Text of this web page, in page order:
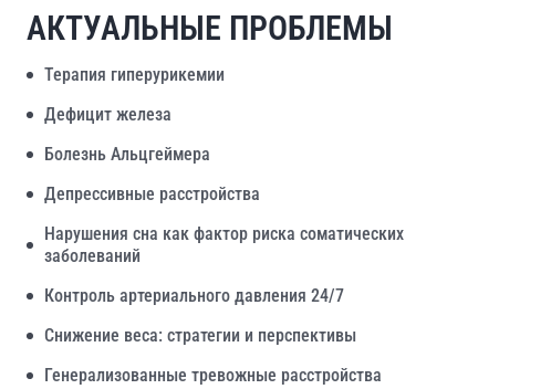
АКТУАЛЬНЫЕ ПРОБЛЕМЫ
Терапия гиперурикемии
Дефицит железа
Болезнь Альцгеймера
Депрессивные расстройства
Нарушения сна как фактор риска соматических
заболеваний
Контроль артериального давления 24/7
Снижение веса: стратегии и перспективы
Генерализованные тревожные расстройства